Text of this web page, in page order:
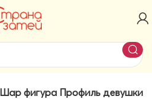
Шар фигура Профиль девушки